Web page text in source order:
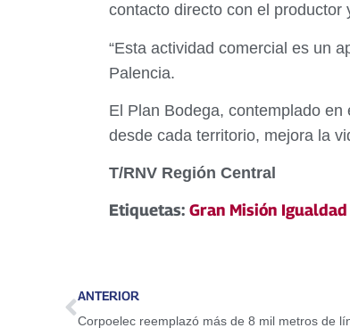
contacto directo con el productor
“Esta actividad comercial es un
Palencia.
El Plan Bodega, contemplado
desde cada territorio, mejora la
T/RNV Región Central
Etiquetas: Gran Misión
ANTERIOR